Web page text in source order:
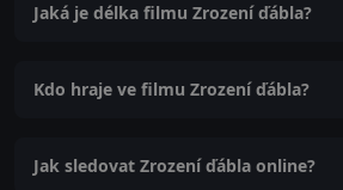
Jaká je délka filmu Zrození ďábla?
Kdo hraje ve filmu Zrození ďábla?
Jak sledovat Zrození ďábla online?